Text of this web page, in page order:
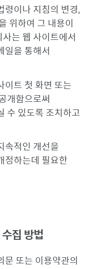
령이나 지침의 변경,
위하여 그 내용이
는 웹 사이트에서
일을 통해서
이트 첫 화면 또는
개함으로써
수 있도록 조치하고
속적인 개선을
정하는데 필요한
집 방법
문 또는 이용약관의